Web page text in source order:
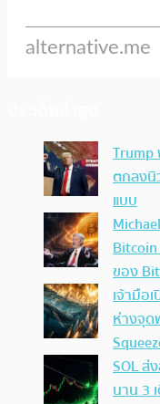
Trump
ตกลงนิ
แบบ
Bitcoin
ของ
เจ้ามือ
ห่างจุด
SOL
นาน 3